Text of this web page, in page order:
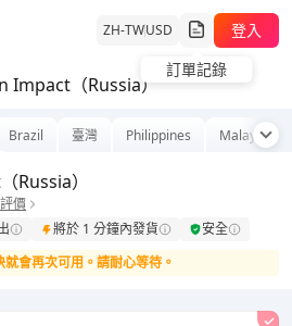
ZH-TWUSD
訂單記錄
登入
Impact（Russia）
Brazil 臺灣 Philippines Malaysia
Russia）
價
將於 1 分鐘內發貨
安全
會再次可用。請耐心等待。